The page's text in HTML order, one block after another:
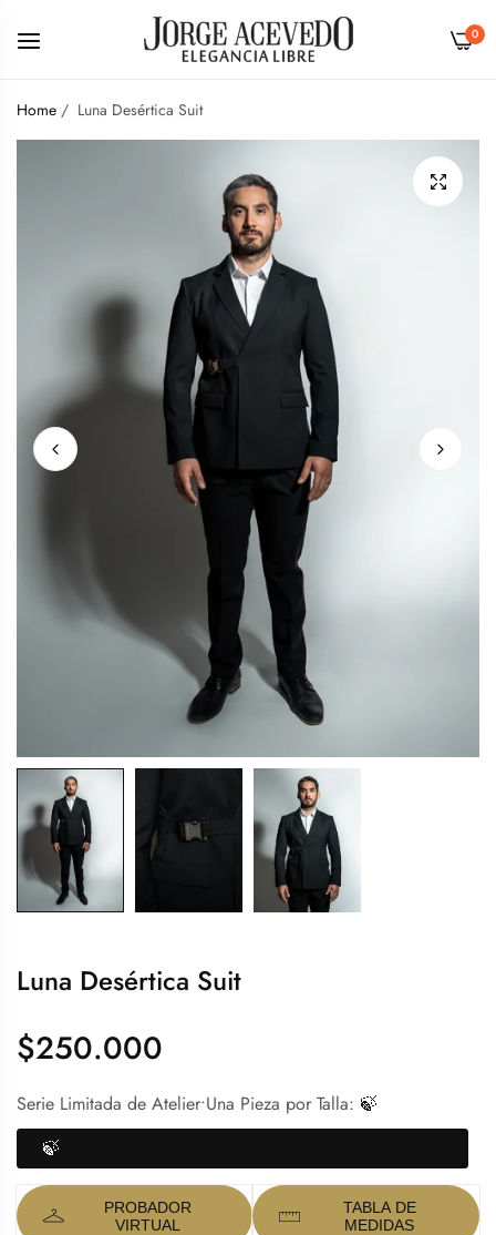
0
Home / Luna Desértica Suit
Luna Desértica Suit
Precio
regular
$250.000
Serie Limitada de Atelier•Una Pieza por Talla: 🍃
🍃
PROBADOR
VIRTUAL
TABLA DE
MEDIDAS